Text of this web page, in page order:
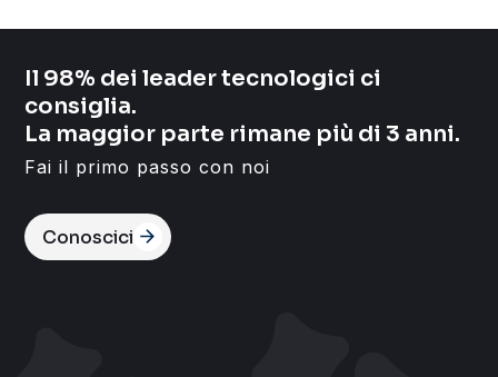
Il 98% dei leader tecnologici ci
consiglia.
La maggior parte rimane più di 3 anni.
Fai il primo passo con noi
Conoscici